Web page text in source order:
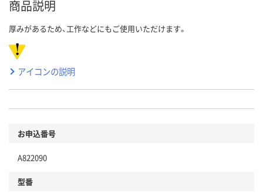
商品説明
厚みがあるため、工作などにもご使用いただけます。
アイコンの説明
お申込番号
A822090
型番